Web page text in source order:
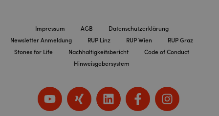
Impressum AGB
Datenschutzerklärung
Newsletter Anmeldung
RUP Linz RUP Wien
RUP Graz
Stones for Life
Nachhaltigkeitsbericht
Code of Conduct
Hinweisgebersystem